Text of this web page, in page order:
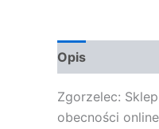
Opis
Zgorzelec:
obecności